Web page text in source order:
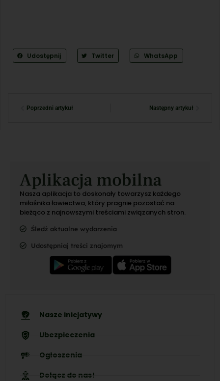
Udostępnij Twitter WhatsApp
Poprzedni artykuł Następny artykuł
Aplikacja mobilna
Nasza aplikacja to doskonały towarzysz każdego
miłośnika łowiectwa, który pragnie pozostać na
bieżąco z najnowszymi treściami związanych stron.
Śledź aktualne wydarzenia
Udostępniaj treści znajomym
Nasze inicjatywy
Ubezpieczenia
Ogłoszenia
Dołącz do nas!